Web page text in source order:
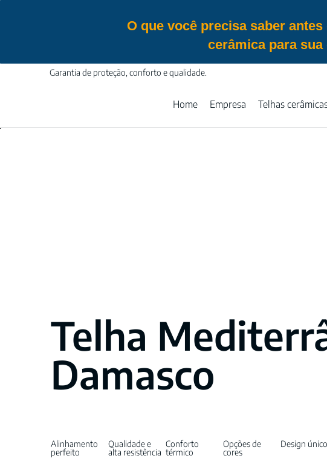
O que você precisa saber
cerâmica para sua
Garantia de proteção, conforto e qualidade.
Home Empresa Telhas
Telha
Damasco
Alinhamento
perfeito
Qualidade e
alta resistência
Conforto
térmico
Opções de
cores
Design único